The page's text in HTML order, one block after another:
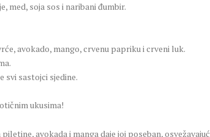
med, soja sos i naribani đumbir.
avokado, mango, crvenu papriku i crveni luk.
svi sastojci sjedine.
ukusima!
avokada i manga daje joj poseban,